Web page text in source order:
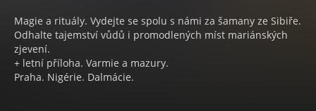
Magie a rituály. Vydejte se spolu s námi za šamany ze Sibiře.
Odhalte tajemství vůdů i promodlených míst mariánských
zjevení.
+ letní příloha. Varmie a mazury.
Praha. Nigérie. Dalmácie.